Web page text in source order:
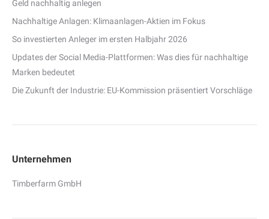
Geld nachhaltig anlegen
Nachhaltige Anlagen: Klimaanlagen-Aktien im Fokus
So investierten Anleger im ersten Halbjahr 2026
Updates der Social Media-Plattformen: Was dies für nachhaltige
Marken bedeutet
Die Zukunft der Industrie: EU-Kommission präsentiert Vorschläge
Unternehmen
Timberfarm GmbH